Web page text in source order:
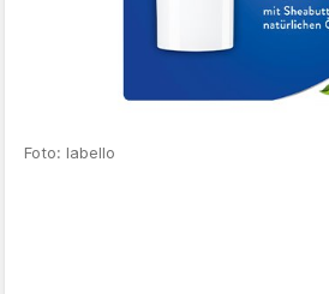
Foto: labello